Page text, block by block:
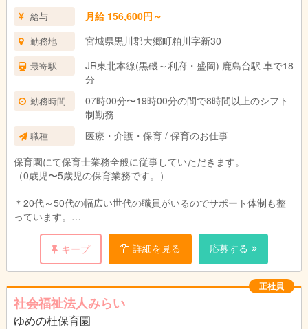
給与 月給 156,600円～
勤務地 宮城県黒川郡大郷町粕川字新30
最寄駅
JR東北本線(黒磯～利府・盛岡) 鹿島台駅 車で18
分
勤務時間
07時00分〜19時00分の間で8時間以上のシフト
制勤務
職種
医療・介護・保育 / 保育のお仕事
保育園にて保育士業務全般に従事していただきます。
（0歳児〜5歳児の保育業務です。）
＊20代～50代の幅広い世代の職員がいるのでサポート体制も整
っています。
＊保育園運営に全員で参加し、成長できる仕組みづくりを行なっ
ています。
＊残業少なめ、持ち帰りの仕事なし！
＊見学は随時受け付けております。まずは、 お気軽に園の雰囲
気を見に来てみませんか。
キープ 詳細を見る 応募する
正社員
社会福祉法人みらい
ゆめの杜保育園